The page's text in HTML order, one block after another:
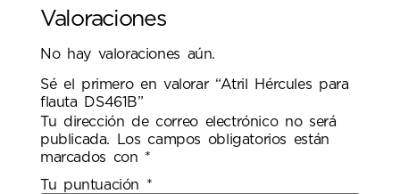
Valoraciones
No hay valoraciones aún.
Sé el primero en valorar “Atril Hércules para
flauta DS461B”
Tu dirección de correo electrónico no será
publicada.
Los campos obligatorios están
marcados con *
Tu puntuación *